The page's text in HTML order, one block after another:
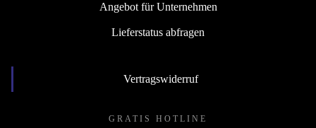
Angebot für Unternehmen
Lieferstatus abfragen
Vertragswiderruf
GRATIS HOTLINE